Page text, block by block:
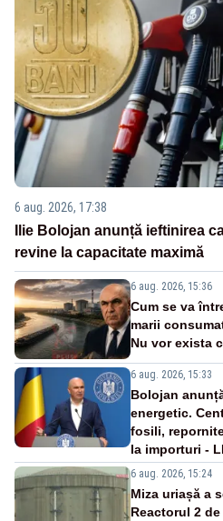
6 aug. 2026, 17:38
Ilie Bolojan anunță ieftinirea
revine la capacitate maximă
6 aug. 2026, 15:36
Cum se va
marii
Nu vor exista
6 aug. 2026, 15:33
Bolojan
energetic.
fosili,
la importuri -
6 aug. 2026, 15:24
Miza uriașă a
Reactorul 2